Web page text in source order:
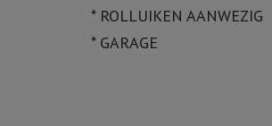
* ROLLUIKEN AANWEZIG
* GARAGE